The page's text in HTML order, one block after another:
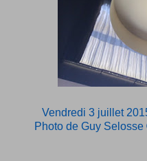
Vendredi 3 juillet
Photo de Guy